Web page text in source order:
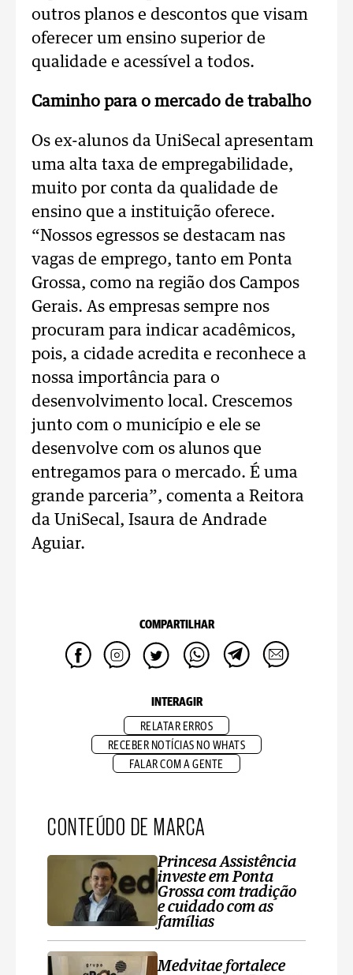
outros planos e descontos que visam
oferecer um ensino superior de
qualidade e acessível a todos.
Caminho para o mercado de trabalho
Os ex-alunos da UniSecal apresentam
uma alta taxa de empregabilidade,
muito por conta da qualidade de
ensino que a instituição oferece.
“Nossos egressos se destacam nas
vagas de emprego, tanto em Ponta
Grossa, como na região dos Campos
Gerais. As empresas sempre nos
procuram para indicar acadêmicos,
pois, a cidade acredita e reconhece a
nossa importância para o
desenvolvimento local. Crescemos
junto com o município e ele se
desenvolve com os alunos que
entregamos para o mercado. É uma
grande parceria”, comenta a Reitora
da UniSecal, Isaura de Andrade
Aguiar.
COMPARTILHAR
INTERAGIR
RELATAR ERROS
RECEBER NOTÍCIAS NO WHATS
FALAR COM A GENTE
CONTEÚDO DE MARCA
Princesa Assistência
investe em Ponta
Grossa com tradição
e cuidado com as
famílias
Medvitae fortalece